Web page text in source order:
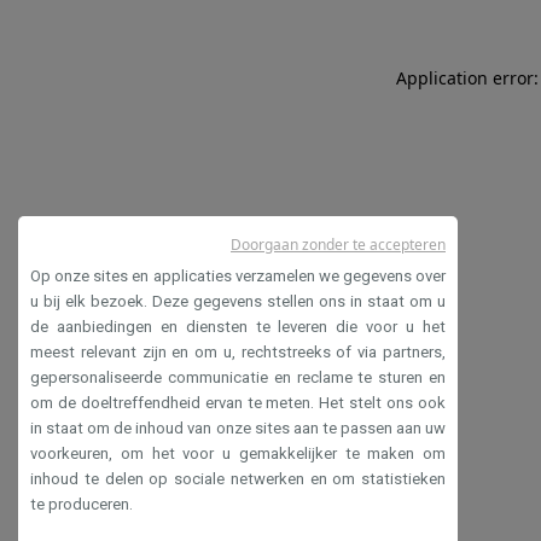
Application
Op onze sites en applicaties verzamelen we gegevens over
u bij elk bezoek. Deze gegevens stellen ons in staat om u
de aanbiedingen en diensten te leveren die voor u het
meest relevant zijn en om u, rechtstreeks of via partners,
gepersonaliseerde communicatie en reclame te sturen en
om de doeltreffendheid ervan te meten. Het stelt ons ook
in staat om de inhoud van onze sites aan te passen aan uw
voorkeuren, om het voor u gemakkelijker te maken om
inhoud te delen op sociale netwerken en om statistieken
te produceren.
Doorgaan zonder te accepteren